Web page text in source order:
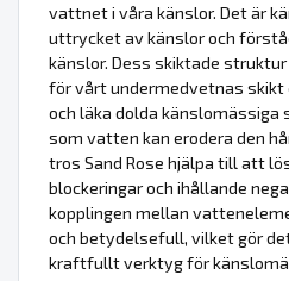
vattnet i våra känslor. Det är
uttrycket av känslor och
känslor. Dess skiktade
för vårt undermedvetnas
och läka dolda känslomässiga
som vatten kan erodera den
tros Sand Rose hjälpa till att
blockeringar och ihållande
kopplingen mellan
och betydelsefull, vilket gör
kraftfullt verktyg för